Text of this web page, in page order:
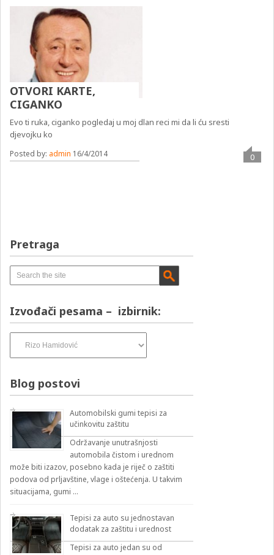
OTVORI KARTE,
CIGANKO
Evo ti ruka, ciganko pogledaj u moj dlan reci mi da li ću sresti
djevojku ko
Posted by: admin 16/4/2014 0
Pretraga
Izvođači pesama – izbirnik:
pesama
Blog postovi
Automobilski gumi tepisi za
učinkovitu zaštitu
Održavanje unutrašnjosti
automobila čistom i urednom
može biti izazov, posebno kada je riječ o zaštiti
podova od prljavštine, vlage i oštećenja. U takvim
situacijama, gumi …
Tepisi za auto su jednostavan
dodatak za zaštitu i urednost
Tepisi za auto jedan su od